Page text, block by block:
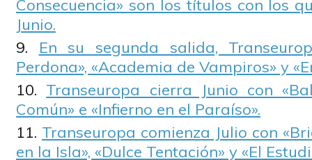
Consecuencia» son los títulos con los
Junio.
En su segunda salida,
Perdona», «Academia de Vampiros» y
Transeuropa cierra Junio con
Común» e «Infierno en el Paraíso».
Transeuropa comienza Julio con
en la Isla», «Dulce Tentación» y «El